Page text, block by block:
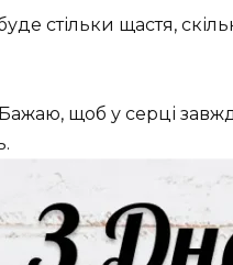
стільки щастя,
щоб у серці